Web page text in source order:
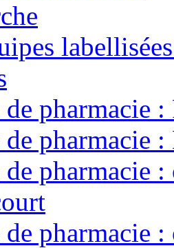
de pharmacie :
de pharmacie
de pharmacie
de pharmacie